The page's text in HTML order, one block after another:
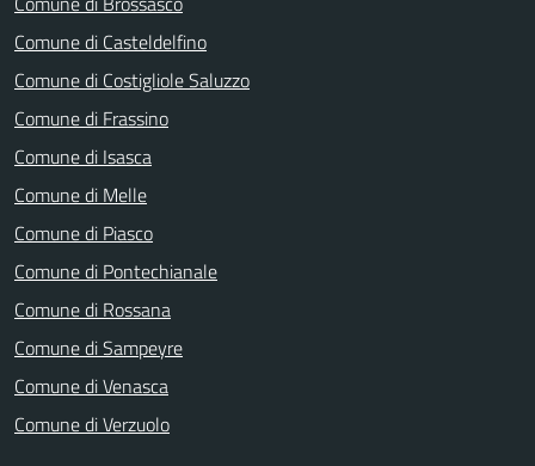
Comune di Casteldelfino
Comune di Costigliole Saluzzo
Comune di Frassino
Comune di Isasca
Comune di Melle
Comune di Piasco
Comune di Pontechianale
Comune di Rossana
Comune di Sampeyre
Comune di Venasca
Comune di Verzuolo